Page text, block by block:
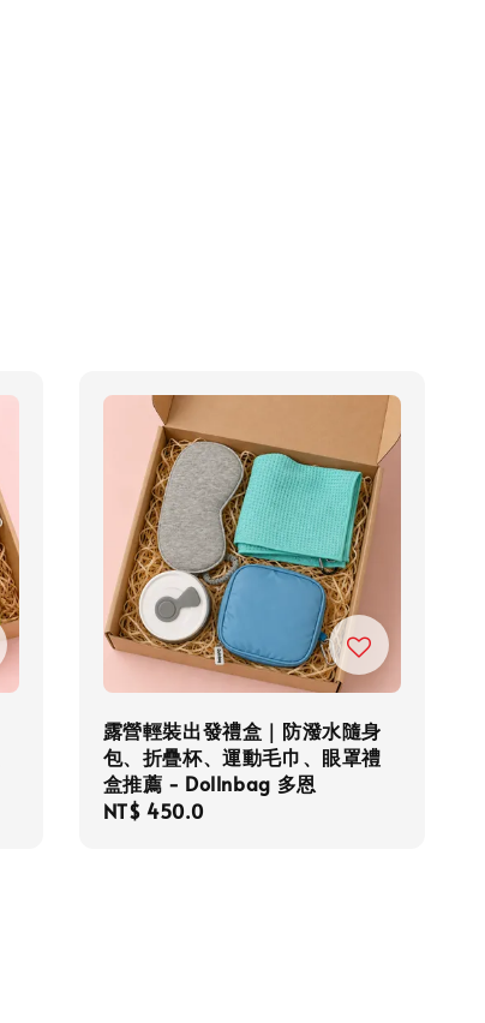
露營輕裝出發禮盒｜防潑水隨身
包、折疊杯、運動毛巾、眼罩禮
盒推薦 - Dollnbag 多恩
Regular
NT$ 450.0